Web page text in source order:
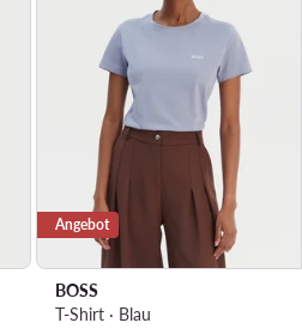
Angebot
BOSS
T-Shirt · Blau